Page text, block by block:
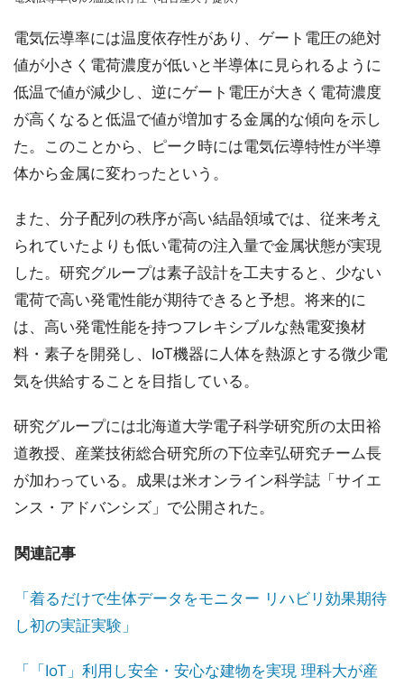
電気伝導率には温度依存性があり、ゲート電圧の絶対
値が小さく電荷濃度が低いと半導体に見られるように
低温で値が減少し、逆にゲート電圧が大きく電荷濃度
が高くなると低温で値が増加する金属的な傾向を示し
た。このことから、ピーク時には電気伝導特性が半導
体から金属に変わったという。
また、分子配列の秩序が高い結晶領域では、従来考え
られていたよりも低い電荷の注入量で金属状態が実現
した。研究グループは素子設計を工夫すると、少ない
電荷で高い発電性能が期待できると予想。将来的に
は、高い発電性能を持つフレキシブルな熱電変換材
料・素子を開発し、IoT機器に人体を熱源とする微少電
気を供給することを目指している。
研究グループには北海道大学電子科学研究所の太田裕
道教授、産業技術総合研究所の下位幸弘研究チーム長
が加わっている。成果は米オンライン科学誌「サイエ
ンス・アドバンシズ」で公開された。
関連記事
「着るだけで生体データをモニター リハビリ効果期待
し初の実証実験」
「「IoT」利用し安全・安心な建物を実現 理科大が産